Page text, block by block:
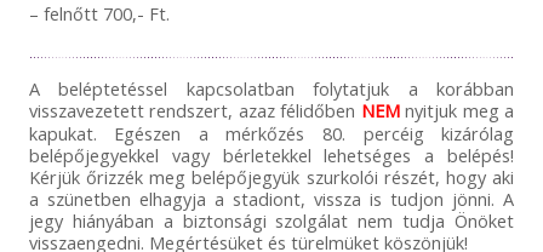
– felnőtt 700,- Ft.
A beléptetéssel kapcsolatban folytatjuk a korábban
visszavezetett rendszert, azaz félidőben NEMnyitjuk meg a
kapukat. Egészen a mérkőzés 80. percéig kizárólag
belépőjegyekkel vagy bérletekkel lehetséges a belépés!
Kérjük őrizzék meg belépőjegyük szurkolói részét, hogy aki
a szünetben elhagyja a stadiont, vissza is tudjon jönni. A
jegy hiányában a biztonsági szolgálat nem tudja Önöket
visszaengedni. Megértésüket és türelmüket köszönjük!